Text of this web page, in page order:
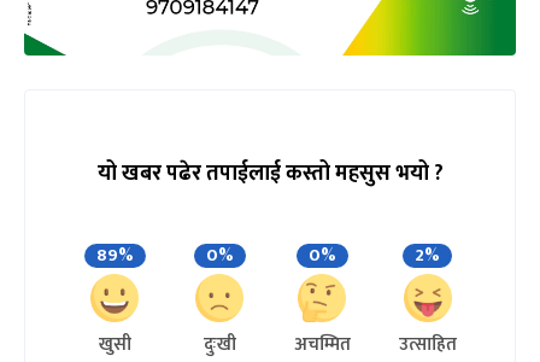
यो खबर पढेर तपाईलाई कस्तो महसुस भयो ?
89%
खुसी
0%
दुःखी
0%
अचम्मित
2%
उत्साहित